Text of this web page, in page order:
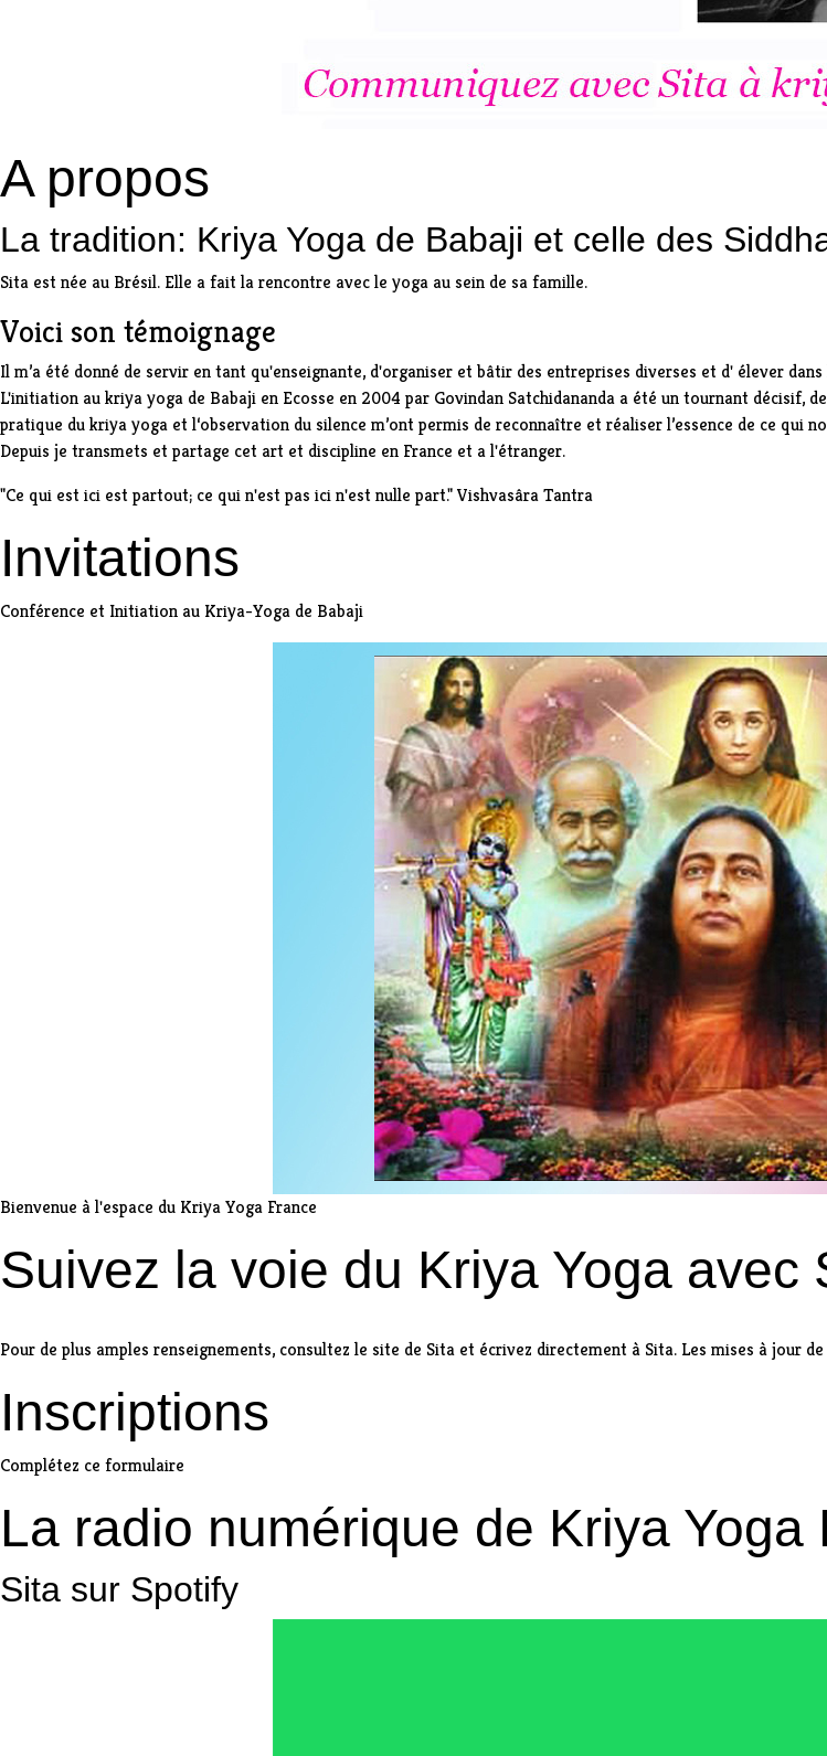
A propos
La tradition: Kriya Yoga de Babaji et celle des
Sita est née au Brésil. Elle a fait la rencontre avec le yoga au sein de sa famille.
Voici son témoignage
Il m’a été donné de servir en tant qu'enseignante, d'organiser et bâtir des entreprises diverses et d' élever
L'initiation au kriya yoga de Babaji en Ecosse en 2004 par Govindan Satchidananda a été un tournant
pratique du kriya yoga et l‘observation du silence m’ont permis de reconnaître et réaliser l’essence de ce qui
Depuis je transmets et partage cet art et discipline en France et a l'étranger.
"Ce qui est ici est partout; ce qui n'est pas ici n'est nulle part." Vishvasâra Tantra
Invitations
Conférence et Initiation au Kriya-Yoga de Babaji
Bienvenue à l'espace du Kriya Yoga France
Suivez la voie du Kriya Yoga avec
Pour de plus amples renseignements, consultez le site de Sita et écrivez directement à Sita. Les mises à jour
Inscriptions
Complétez ce formulaire
La radio numérique de Kriya Yoga
Sita sur Spotify